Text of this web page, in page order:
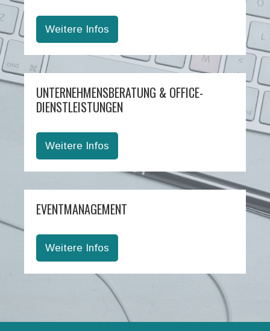
Weitere Infos
UNTERNEHMENSBERATUNG & OFFICE-
DIENSTLEISTUNGEN
Weitere Infos
EVENTMANAGEMENT
Weitere Infos